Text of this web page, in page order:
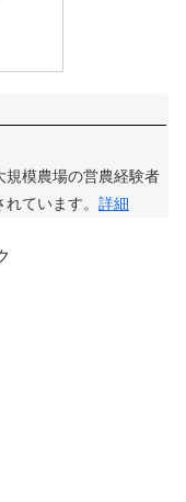
規模農場の営農経験者
ています。 詳細